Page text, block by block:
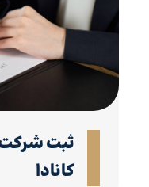
ثبت شرکت
کانادا